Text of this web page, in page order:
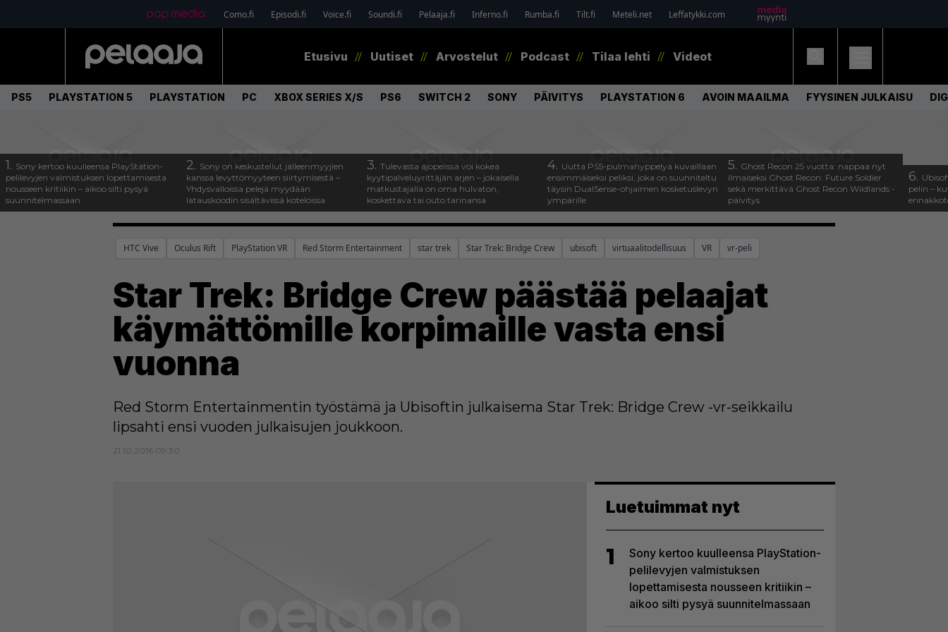
Como.fi Episodi.fi Voice.fi Soundi.fi Pelaaja.fi Inferno.fi Rumba.fi Tilt.fi Meteli.net Leffatykki.com
Etusivu Uutiset Arvostelut Podcast Tilaa lehti Videot
PS5 PLAYSTATION 5 PLAYSTATION PC XBOX SERIES X/S PS6 SWITCH 2 SONY PÄIVITYS PLAYSTATION 6 AVOIN MAAILMA FYYSINEN JULKAISU
1. Sony kertoo kuulleensa PlayStation-
pelilevyjen valmistuksen lopettamisesta
nousseen kritiikin – aikoo silti pysyä
suunnitelmassaan
2. Sony on keskustellut jälleenmyyjien
kanssa levyttömyyteen siirtymisestä –
Yhdysvalloissa pelejä myydään
latauskoodin sisältävissä koteloissa
3. Tulevassa ajopelissä voi kokea
kyytipalveluyrittäjän arjen – jokaisella
matkustajalla on oma hulvaton,
koskettava tai outo tarinansa
4. Uutta PS5-pulmahyppelyä kuvaillaan
ensimmäiseksi peliksi, joka on suunniteltu
täysin DualSense-ohjaimen kosketuslevyn
ympärille
5. Ghost Recon 25 vuotta: nappaa nyt
ilmaiseksi Ghost Recon: Future Soldier
sekä merkittävä Ghost Recon Wildlands -
päivitys
6.
pelin –
HTC Vive Oculus Rift PlayStation VR Red Storm Entertainment star trek Star Trek: Bridge Crew ubisoft virtuaalitodellisuus VR vr-peli
Star Trek: Bridge Crew päästää pelaajat
käymättömille korpimaille vasta ensi
vuonna
Red Storm Entertainmentin työstämä ja Ubisoftin julkaisema Star Trek: Bridge Crew -vr-seikkailu
lipsahti ensi vuoden julkaisujen joukkoon.
21.10.2016 09:30
Luetuimmat nyt
1
Sony kertoo kuulleensa PlayStation-
pelilevyjen valmistuksen
lopettamisesta nousseen kritiikin –
aikoo silti pysyä suunnitelmassaan